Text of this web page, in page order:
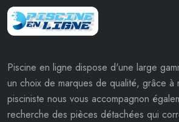
Piscine en ligne dispose d'une large
un choix de marques de qualité, grâce à
pisciniste nous vous accompagnon
recherche des pièces détachées qui